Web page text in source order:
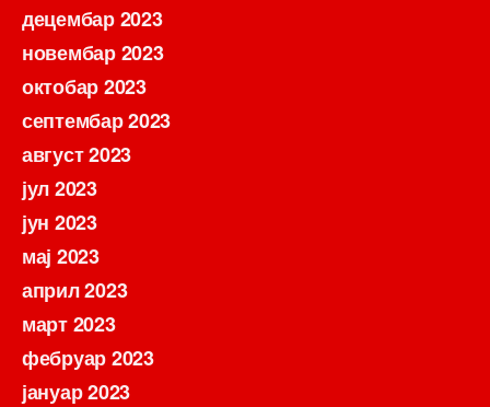
децембар 2023
новембар 2023
октобар 2023
септембар 2023
август 2023
јул 2023
јун 2023
мај 2023
април 2023
март 2023
фебруар 2023
јануар 2023